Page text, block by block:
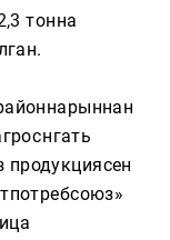
тонна